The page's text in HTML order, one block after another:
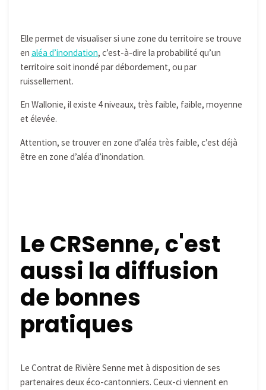
Elle permet de visualiser si une zone du territoire se trouve
en aléa d’inondation, c’est-à-dire la probabilité qu’un
territoire soit inondé par débordement, ou par
ruissellement.
En Wallonie, il existe 4 niveaux, très faible, faible, moyenne
et élevée.
Attention, se trouver en zone d’aléa très faible, c’est déjà
être en zone d’aléa d’inondation.
Le CRSenne, c'est
aussi la diffusion
de bonnes
pratiques
Le Contrat de Rivière Senne met à disposition de ses
partenaires deux éco-cantonniers. Ceux-ci viennent en